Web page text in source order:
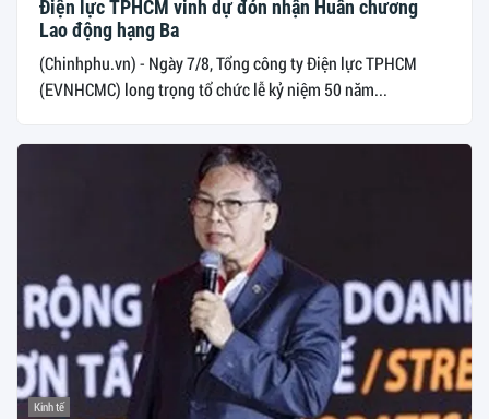
Điện lực TPHCM vinh dự đón nhận Huân chương
Lao động hạng Ba
(Chinhphu.vn) - Ngày 7/8, Tổng công ty Điện lực TPHCM
(EVNHCMC) long trọng tổ chức lễ kỷ niệm 50 năm...
Kinh tế